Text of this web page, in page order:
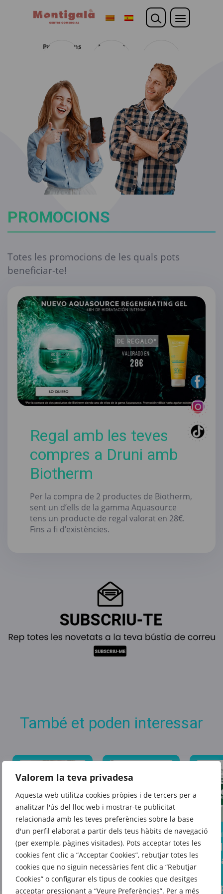
Valorem la teva privadesa
Aquesta web utilitza cookies pròpies i de tercers per a
analitzar l'ús del lloc web i mostrar-te publicitat
relacionada amb les teves preferències sobre la base
d'un perfil elaborat a partir dels teus hàbits de navegació
(per exemple, pàgines visitades). Pots acceptar totes les
cookies fent clic a “Acceptar Cookies”, rebutjar totes les
cookies que no siguin necessàries fent clic a “Rebutjar
Cookies” o configurar els tipus de cookies que desitges
acceptar pressionant a “Veure Preferències”. Per a més
Promocions Noticies
PROMOCIONS
Totes les promocions de les quals pots
beneficiar-te!
Regal amb les teves
compres a Druni amb
Biotherm
Per la compra de 2 productes de Biotherm,
sent un d’ells de la gamma Aquasource
tens un producte de regal valorat en 28€.
Fins a fi d’existències.
També et poden interessar
El fons
d’armari que
t’acompanyarà
temporada
Aquest estiu,
porta’l tot
sense
complicacions
a
amb